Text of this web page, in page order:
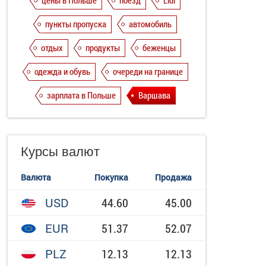
пункты пропуска
автомобиль
отдых
продукты
беженцы
одежда и обувь
очереди на границе
зарплата в Польше
Варшава
Курсы валют
Валюта Покупка Продажа
USD 44.60
45.00
EUR
51.37
52.07
PLZ
12.13 12.13